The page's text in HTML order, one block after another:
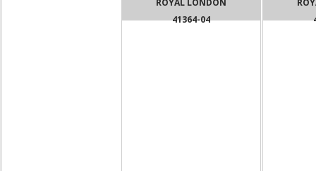
ROYAL LONDON
41364-04